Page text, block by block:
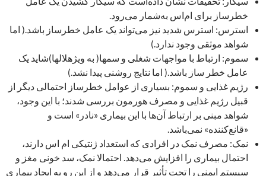
خطرساز برای ام‌اس به‌شمار می‌رود.
استرس: استرس شدید نیز می‌تواند یک عامل خطرساز باشد.( اما
شواهد موثقی وجود ندارد.)
سموم: ارتباط با مواجهات شغلی و سمها( به ویژهلالها)شاید یک
عامل خطر ساز باشد.( اما نتایج روشنی پیدا نشد.)
رژیم غذایی و سموم: بسیاری از عوامل خطرساز احتمالی دیگر از
قبیل رژیم غذایی و مصرف هورمون بررسی شدند؛ با این وجود،
شواهد مبنی بر ارتباط آن‌ها با این بیماری «نادر» است و
«قانع‌کننده» نمی‌باشد.
نمک: مصرف نمک در افرادی که استعداد ژنتیکی ام اس دارند،
احتمال بیماری را افزایش می‌دهد. احتمالا نمک، سد خونی مغز و
سیستم ایمنی را تحت تأثیر قرار می‌دهد و از این رو به ایجاد بیماری